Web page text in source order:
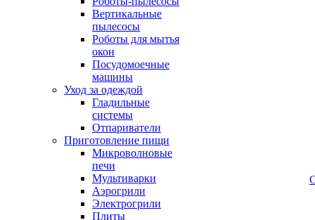
Вертикальные
пылесосы
Роботы для мытья
окон
Посудомоечные
машины
Уход за одеждой
Гладильные
системы
Отпариватели
Приготовление пищи
Микроволновые
печи
Мультиварки
Аэрогрили
Электрогрили
Плиты